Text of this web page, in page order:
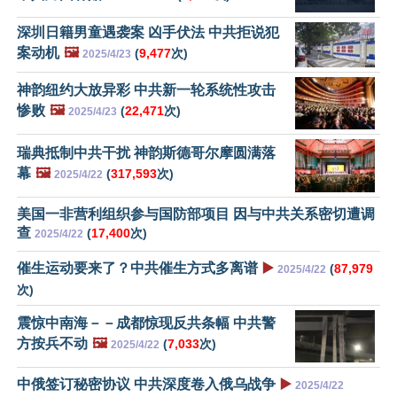
深圳日籍男童遇袭案 凶手伏法 中共拒说犯
案动机 🖼️ 2025/4/23 (9,477次)
神韵纽约大放异彩 中共新一轮系统性攻击
惨败 🖼️ 2025/4/23 (22,471次)
瑞典抵制中共干扰 神韵斯德哥尔摩圆满落
幕 🖼️ 2025/4/22 (317,593次)
美国一非营利组织参与国防部项目 因与中共关系密切遭调
查 2025/4/22 (17,400次)
催生运动要来了？中共催生方式多离谱 ▶️ 2025/4/22 (87,979
次)
震惊中南海－－成都惊现反共条幅 中共警
方按兵不动 🖼️ 2025/4/22 (7,033次)
中俄签订秘密协议 中共深度卷入俄乌战争 ▶️ 2025/4/22